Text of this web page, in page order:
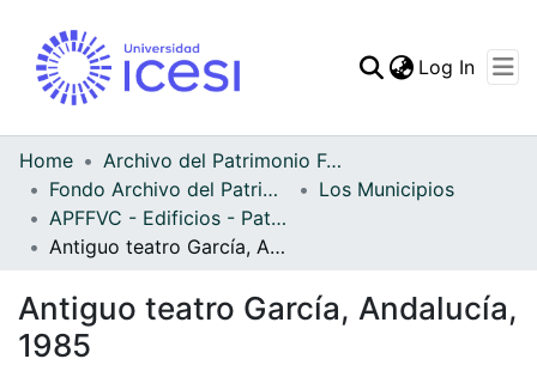
Statistics
Log In
Home
Archivo del Patrimonio Fotográfico y Fílmico del Valle del Cauca
Fondo Archivo del Patrimonio Fotográfico y Fílmico del Valle del Cauca
Los Municipios
APFFVC - Edificios - Patrimonial
Antiguo teatro García, Andalucía, 1985
Antiguo teatro García, Andalucía,
1985